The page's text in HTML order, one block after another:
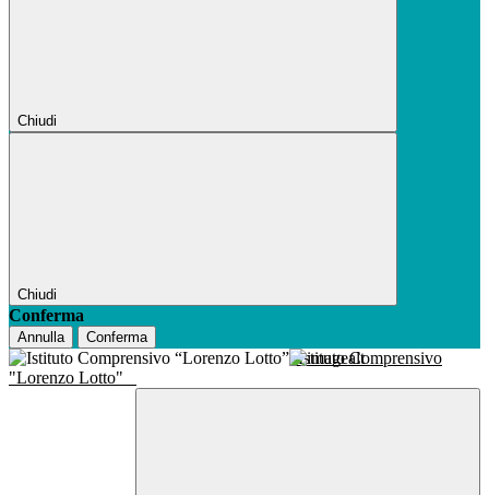
Chiudi
Chiudi
Conferma
Annulla Conferma
Istituto Comprensivo
"Lorenzo Lotto"